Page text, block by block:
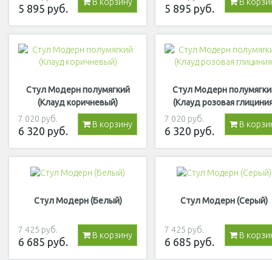
5 895 руб. 5 895 руб.
Стул Модерн полумягкий
(Клауд коричневый)
7 020 руб.
6 320 руб.
В корзину
Стул Модерн
(Клауд розовая
7 020 руб.
6 320 руб.
В
Стул Модерн (Белый)
7 425 руб.
6 685 руб.
В корзину
Стул Модерн (Серый)
7 425 руб.
6 685 руб.
В